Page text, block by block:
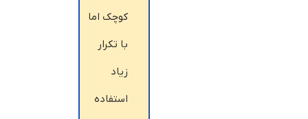
کوچک اما
با تکرار
زیاد
استفاده